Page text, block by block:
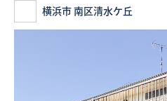
横浜市 南区清水ケ丘